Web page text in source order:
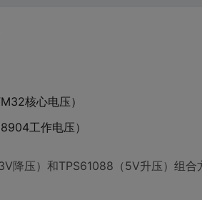
核心电压）
工作电压）
降压）和TPS61088（5V升压）组